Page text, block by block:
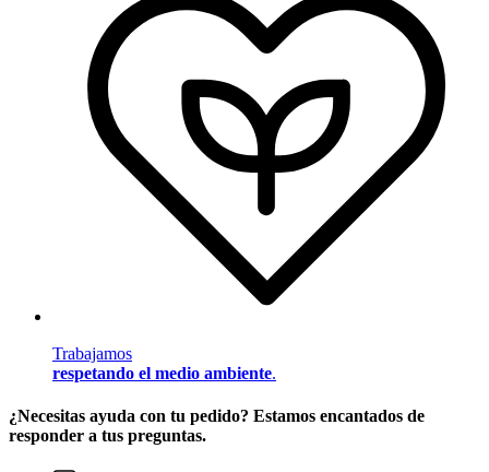
Trabajamos
respetando el medio ambiente.
¿Necesitas ayuda con tu pedido? Estamos encantados de
responder a tus preguntas.